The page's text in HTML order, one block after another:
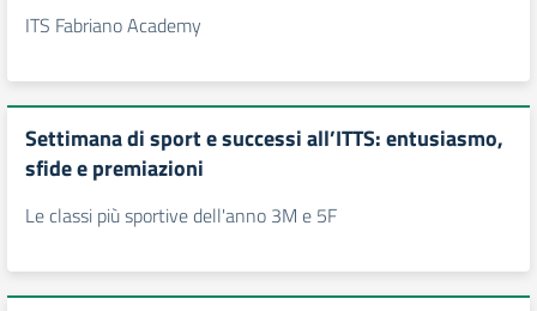
ITS Fabriano Academy
Settimana di sport e successi all’ITTS: entusiasmo,
sfide e premiazioni
Le classi più sportive dell'anno 3M e 5F